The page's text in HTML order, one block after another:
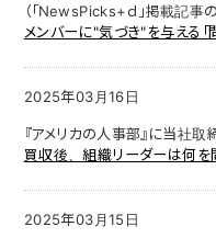
（「NewsPicks+ｄ」掲載記事
メンバーに"気づき"を与える「
2025年03月16日
『アメリカの人事部』に当社
買収後、組織リーダーは何を
2025年03月15日